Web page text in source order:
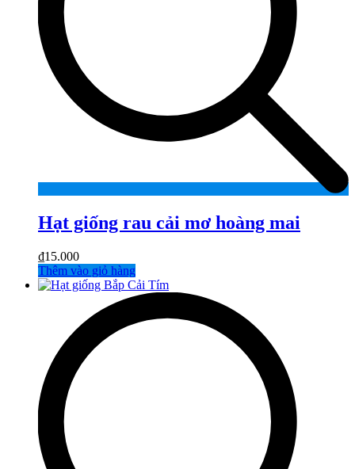
Hạt giống rau cải mơ hoàng mai
₫15.000
Thêm vào giỏ hàng